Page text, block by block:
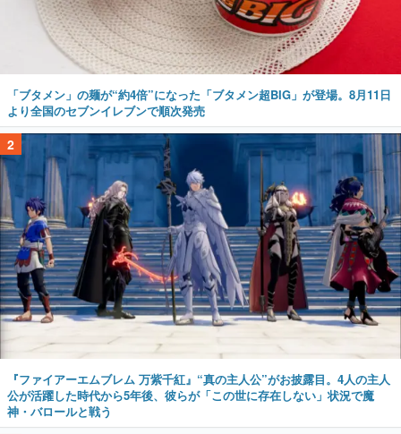
「ブタメン」の麺が“約4倍”になった「ブタメン超BIG」が登場。8月11日
より全国のセブンイレブンで順次発売
2
『ファイアーエムブレム 万紫千紅』“真の主人公”がお披露目。4人の主人
公が活躍した時代から5年後、彼らが「この世に存在しない」状況で魔
神・バロールと戦う